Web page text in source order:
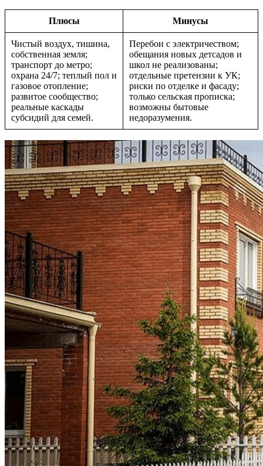
Плюсы Минусы
Чистый воздух, тишина,
собственная земля;
транспорт до метро;
охрана 24/7; теплый пол и
газовое отопление;
развитое сообщество;
реальные каскады
субсидий для семей.
Перебои с электричеством;
обещания новых детсадов и
школ не реализованы;
отдельные претензии к УК;
риски по отделке и фасаду;
только сельская прописка;
возможны бытовые
недоразумения.